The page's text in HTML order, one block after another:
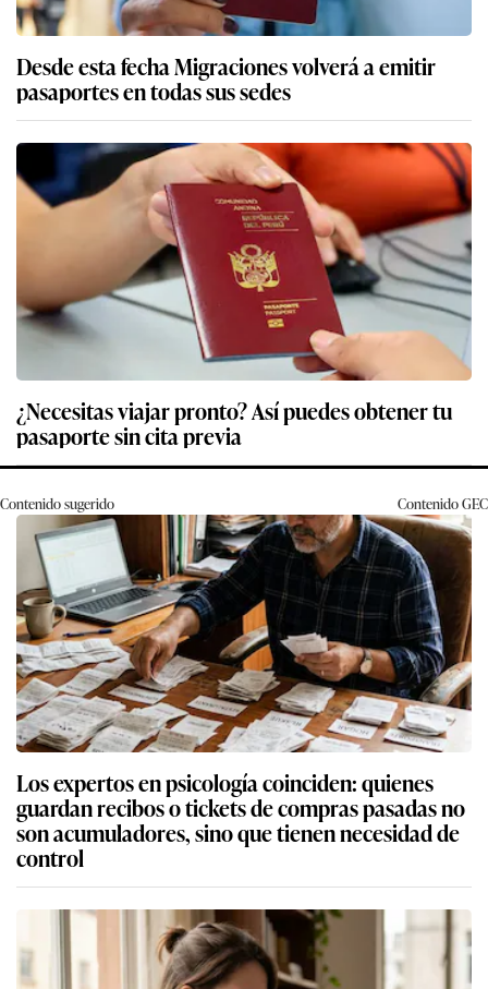
Desde esta fecha Migraciones volverá a emitir
pasaportes en todas sus sedes
¿Necesitas viajar pronto? Así puedes obtener tu
pasaporte sin cita previa
Contenido sugerido ContenidoGEC
Los expertos en psicología coinciden: quienes
guardan recibos o tickets de compras pasadas no
son acumuladores, sino que tienen necesidad de
control